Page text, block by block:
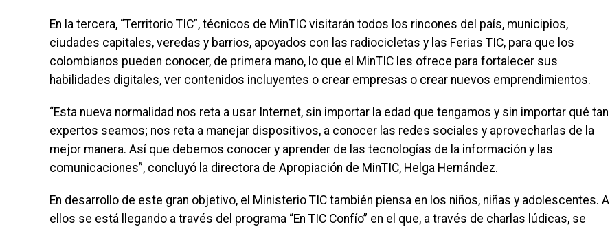
En la tercera, “Territorio TIC”, técnicos de MinTIC visitarán todos los rincones del país, municipios,
ciudades capitales, veredas y barrios, apoyados con las radiocicletas y las Ferias TIC, para que los
colombianos pueden conocer, de primera mano, lo que el MinTIC les ofrece para fortalecer sus
habilidades digitales, ver contenidos incluyentes o crear empresas o crear nuevos emprendimientos.
“Esta nueva normalidad nos reta a usar Internet, sin importar la edad que tengamos y sin importar qué tan
expertos seamos; nos reta a manejar dispositivos, a conocer las redes sociales y aprovecharlas de la
mejor manera. Así que debemos conocer y aprender de las tecnologías de la información y las
comunicaciones”, concluyó la directora de Apropiación de MinTIC, Helga Hernández.
En desarrollo de este gran objetivo, el Ministerio TIC también piensa en los niños, niñas y adolescentes. A
ellos se está llegando a través del programa “En TIC Confío” en el que, a través de charlas lúdicas, se